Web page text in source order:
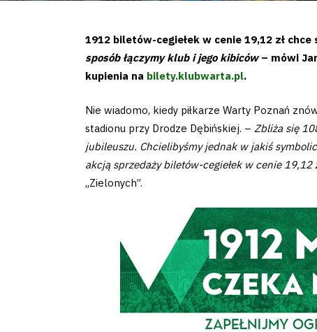
1912 biletów-cegiełek w cenie 19,12 zł
sposób łączymy klub i jego kibiców– mówi
kupienia na bilety.klubwarta.pl.
Nie wiadomo, kiedy piłkarze Warty Poznań
stadionu przy Drodze Dębińskiej. – Zbliża się
jubileuszu. Chcielibyśmy jednak w jakiś
akcją sprzedaży biletów-cegiełek w cenie
„Zielonych”.